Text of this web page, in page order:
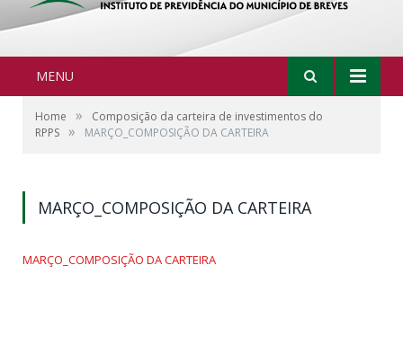
MENU
Home »
Composição da carteira de investimentos do
RPPS » MARÇO_COMPOSIÇÃO DA CARTEIRA
MARÇO_COMPOSIÇÃO DA CARTEIRA
MARÇO_COMPOSIÇÃO DA CARTEIRA